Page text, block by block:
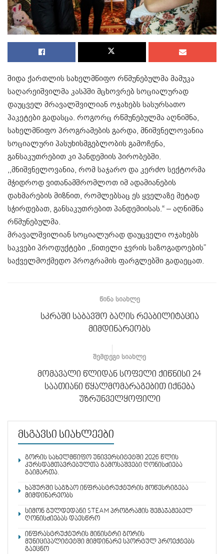
შიდა ქართლის სახელმწიფო რწმუნებულმა მამუკა
საღარეიშვილმა კასპში მცხოვრებ სოციალურად
დაუცველ მრავალშვილიან ოჯახებს სასურსათო
პაკეტები გადასცა. როგორც რწმუნებულმა აღნიშნა,
სახელმწიფო პროგრამების გარდა, მნიშვნელოვანია
სოციალური პასუხისმგებლობის გამოჩენა,
განსაკუთრებით კი პანდემიის პირობებში.
,,მნიშვნელოვანია, რომ საჯარო და კერძო სექტორმა
მჭიდროდ ვითანამშრომლოთ იმ ადამიანების
დახმარების მიზნით, რომლებსაც ეს ყველაზე მეტად
სჭირდებათ, განსაკუთრებით პანდემიისას.“ – აღნიშნა
რწმუნებულმა.
მრავალშვილიან სოციალურად დაუცველი ოჯახებს
საკვები პროდუქტები ,,წითელი ჯვრის საზოგადოების”
საქველმოქმედო პროგრამის ფარგლებში გადაეცათ.
ᲬᲘᲜᲐ ᲡᲘᲐᲮᲚᲔ
სკრაში საბავშო ბაღის რეაბილიტაცია
მიმდინარეობს
ᲨᲔᲛᲓᲔᲒᲘ ᲡᲘᲐᲮᲚᲔ
მომავალი წლიდან სოფელი ქიწნისი 24
საათიანი წყალმომარაგებით იქნება
უზრუნველყოფილი
მსგავსი სიახლეები
გორის სახელმწიფო უნივერსიტეტში 2026 წლის
კურსდამთავრებულთა გამოსაშვები ღონისძიება
გაიმართა.
ხაშურში საგზაო ინფრასტრუქტურის მოწესრიგება
მიმდინარეობს
სიმონ გულდედანი STEAM პროგრამის შემაჯამებელ
ღონისძიებას დაესწრო
ინფრასტრუქტურის მინისტრი გორის
მუნიციპალიტეტში მიმდინარე სპორტულ პროექტებს
გაეცნო